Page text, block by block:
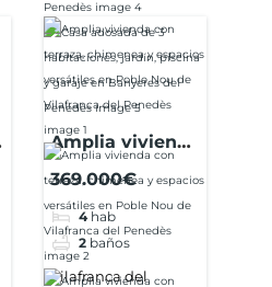
Amplia vivienda
con terraza,
espacios
versátiles en
Poble Nou de
369.000€
4 hab
2 baños
Vilafranca del